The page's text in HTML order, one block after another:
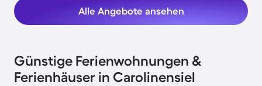
Alle Angebote ansehen
Günstige Ferienwohnungen &
Ferienhäuser in Carolinensiel